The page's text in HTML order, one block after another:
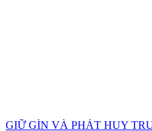
GIỮ GÌN VÀ PHÁT HUY